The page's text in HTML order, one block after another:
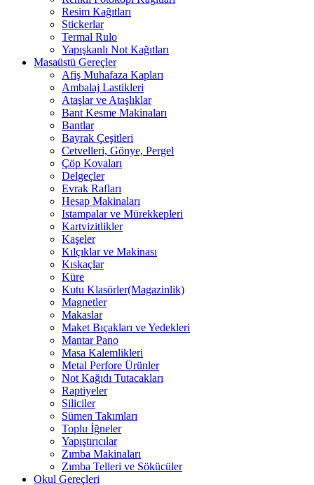
Resim Kağıtları
Stickerlar
Termal Rulo
Yapışkanlı Not Kağıtları
Masaüstü Gereçler
Afiş Muhafaza Kapları
Ambalaj Lastikleri
Ataşlar ve Ataşlıklar
Bant Kesme Makinaları
Bantlar
Bayrak Çeşitleri
Cetvelleri, Gönye, Pergel
Çöp Kovaları
Delgeçler
Evrak Rafları
Hesap Makinaları
Istampalar ve Mürekkepleri
Kartvizitlikler
Kaşeler
Kılçıklar ve Makinası
Kıskaçlar
Küre
Kutu Klasörler(Magazinlik)
Magnetler
Makaslar
Maket Bıçakları ve Yedekleri
Mantar Pano
Masa Kalemlikleri
Metal Perfore Ürünler
Not Kağıdı Tutacakları
Raptiyeler
Siliciler
Sümen Takımları
Toplu İğneler
Yapıştırıcılar
Zımba Makinaları
Zımba Telleri ve Sökücüler
Okul Gereçleri